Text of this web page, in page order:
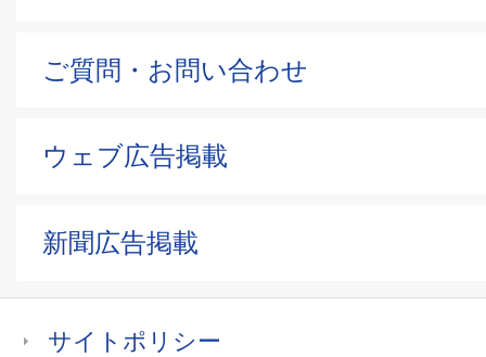
ご質問・お問い合わせ
ウェブ広告掲載
新聞広告掲載
サイトポリシー